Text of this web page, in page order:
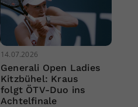
14.07.2026
Generali Open Ladies
Kitzbühel: Kraus
folgt ÖTV-Duo ins
Achtelfinale